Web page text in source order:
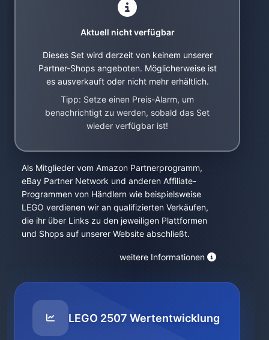
Aktuell nicht verfügbar
Dieses Set wird derzeit von keinem unserer
Partner-Shops angeboten. Möglicherweise ist
es ausverkauft oder nicht mehr erhältlich.
Tipp: Setze einen Preis-Alarm, um
benachrichtigt zu werden, sobald das Set
wieder verfügbar ist!
Als Mitglieder vom Amazon Partnerprogramm,
eBay Partner Network und anderen Affiliate-
Programmen von Händlern wie beispielsweise
LEGO verdienen wir an qualifizierten Verkäufen,
die ihr über Links zu den jeweiligen Plattformen
und Shops auf unserer Website abschließt.
weitere Informationen
LEGO 2507 Wertentwicklung